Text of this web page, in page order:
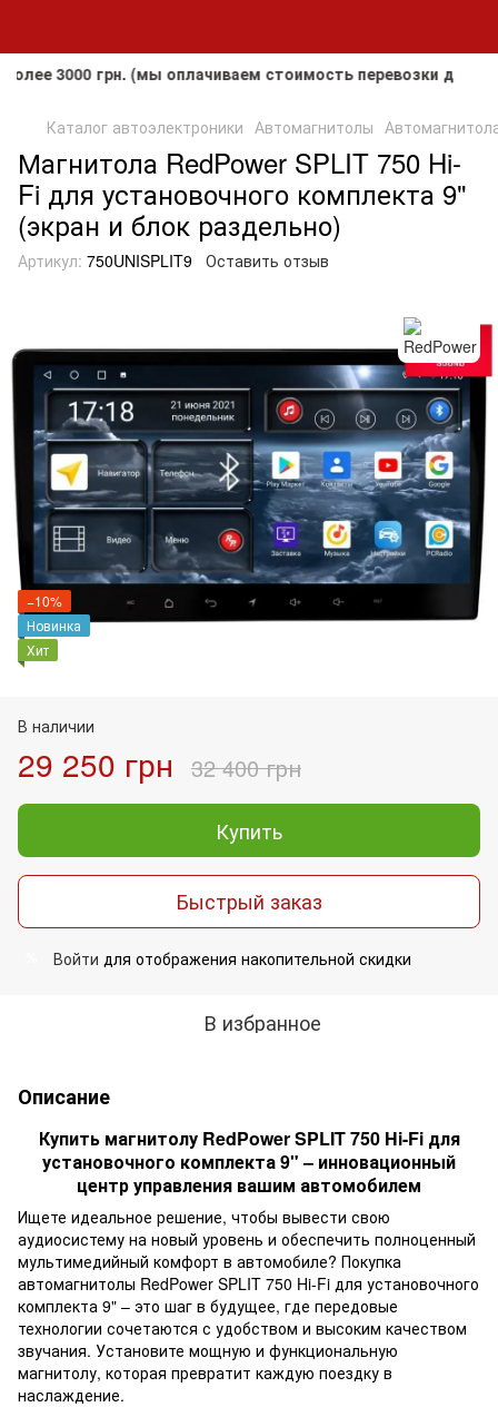
грн. (мы оплачиваем стоимость перевозки до
Каталог автоэлектроники Автомагнитолы
Магнитола RedPower SPLIT 750 Hi-
Fi для установочного комплекта 9"
(экран и блок раздельно)
Артикул: 750UNISPLIT9 Оставить отзыв
−10%
Новинка
Хит
В наличии
29 250 грн 32 400 грн
Купить
Быстрый заказ
Войти для отображения накопительной скидки
В избранное
Описание
Купить магнитолу RedPower SPLIT 750 Hi-Fi для
установочного комплекта 9" – инновационный
центр управления вашим автомобилем
Ищете идеальное решение, чтобы вывести свою
аудиосистему на новый уровень и обеспечить полноценный
мультимедийный комфорт в автомобиле? Покупка
автомагнитолы RedPower SPLIT 750 Hi-Fi для установочного
комплекта 9" – это шаг в будущее, где передовые
технологии сочетаются с удобством и высоким качеством
звучания. Установите мощную и функциональную
магнитолу, которая превратит каждую поездку в
наслаждение.